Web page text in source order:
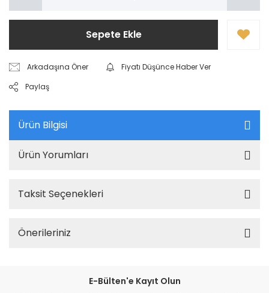
Sepete Ekle
Arkadaşına Öner
Fiyatı Düşünce Haber Ver
Paylaş
Ürün Bilgisi
Ürün Yorumları
Taksit Seçenekleri
Önerileriniz
E-Bülten'e Kayıt Olun